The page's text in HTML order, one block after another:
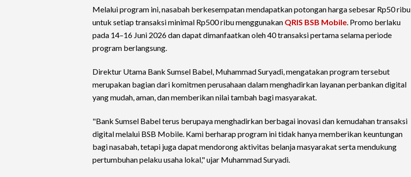
Melalui program ini, nasabah berkesempatan mendapatkan potongan harga sebesar Rp50 ribu
untuk setiap transaksi minimal Rp500 ribu menggunakan QRIS BSB Mobile. Promo berlaku
pada 14–16 Juni 2026 dan dapat dimanfaatkan oleh 40 transaksi pertama selama periode
program berlangsung.
Direktur Utama Bank Sumsel Babel, Muhammad Suryadi, mengatakan program tersebut
merupakan bagian dari komitmen perusahaan dalam menghadirkan layanan perbankan digital
yang mudah, aman, dan memberikan nilai tambah bagi masyarakat.
"Bank Sumsel Babel terus berupaya menghadirkan berbagai inovasi dan kemudahan transaksi
digital melalui BSB Mobile. Kami berharap program ini tidak hanya memberikan keuntungan
bagi nasabah, tetapi juga dapat mendorong aktivitas belanja masyarakat serta mendukung
pertumbuhan pelaku usaha lokal," ujar Muhammad Suryadi.